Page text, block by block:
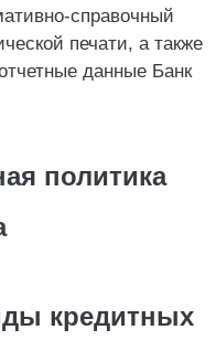
справочный
печати, а также
данные Банк
политика
кредитных